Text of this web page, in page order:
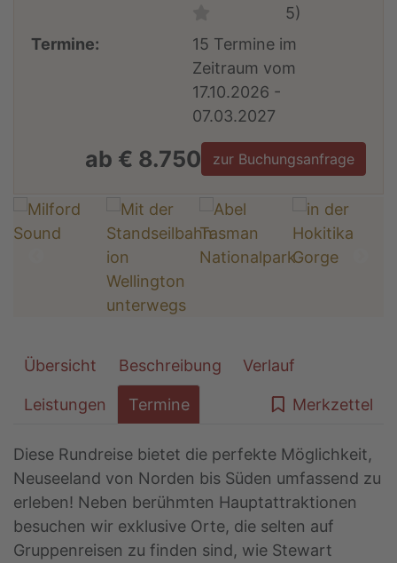
5)
Termine:
15 Termine im
Zeitraum vom
17.10.2026 -
07.03.2027
ab € 8.750 zur Buchungsanfrage
Übersicht Beschreibung Verlauf
Leistungen Termine Merkzettel
Diese Rundreise bietet die perfekte Möglichkeit,
Neuseeland von Norden bis Süden umfassend zu
erleben! Neben berühmten Hauptattraktionen
besuchen wir exklusive Orte, die selten auf
Gruppenreisen zu finden sind, wie Stewart